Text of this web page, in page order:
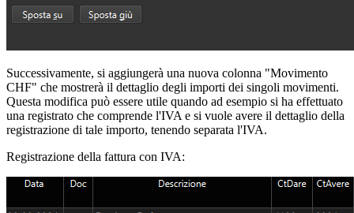
Successivamente, si aggiungerà una nuova colonna "Movimento
CHF" che mostrerà il dettaglio degli importi dei singoli movimenti.
Questa modifica può essere utile quando ad esempio si ha effettuato
una registrato che comprende l'IVA e si vuole avere il dettaglio della
registrazione di tale importo, tenendo separata l'IVA.
Registrazione della fattura con IVA: